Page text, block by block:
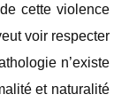
cette violence
voir respecter
n’existe
et naturalité